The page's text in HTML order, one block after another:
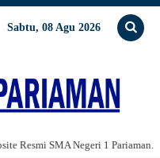
Sabtu, 08 Agu 2026
SMA Negeri 1 Pariaman.